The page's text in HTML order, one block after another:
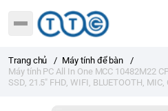
Trang chủ / Máy tính để bàn
/
Máy tính PC All In One MCC 10482M22
SSD, 21.5" FHD, WIFI, BLUETOOTH, MIC,